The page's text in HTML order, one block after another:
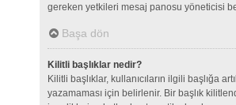
gereken yetkileri mesaj panosu yöneticisi
Başa dön
Kilitli başlıklar nedir?
Kilitli başlıklar, kullanıcıların ilgili başlığa
yazamaması için belirlenir. Bir başlık